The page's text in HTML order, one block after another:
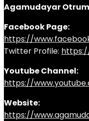
Agamudayar
Facebook Page:
https://
Twitter Profile:
Youtube Channel:
https://
Website:
https://